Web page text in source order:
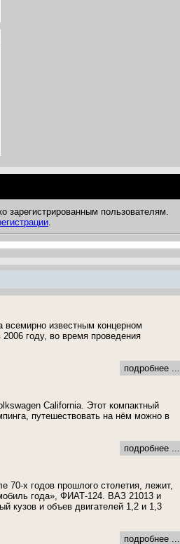
зарегистрированным пользователям.
.
известным концерном
году, во время проведения
подробнее ...
California. Этот компактный
путешествовать на нём можно в
подробнее ...
70-х годов прошлого столетия, лежит,
года», ФИАТ-124. ВАЗ 21013 и
кузов и объев двигателей 1,2 и 1,3
подробнее ...